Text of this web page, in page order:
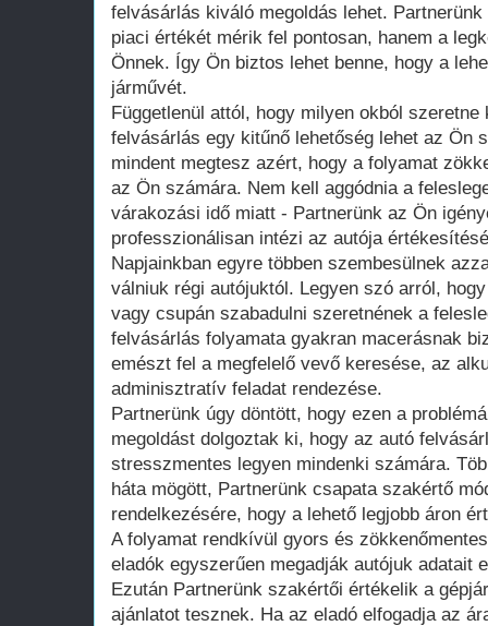
felvásárlás kiváló megoldás lehet.
piaci értékét mérik fel pontosan, hanem a
Önnek. Így Ön biztos lehet benne, hogy a
járművét.
Függetlenül attól, hogy milyen okból
felvásárlás egy kitűnő lehetőség lehet az Ön
mindent megtesz azért, hogy a folyamat
az Ön számára. Nem kell aggódnia a
várakozási idő miatt - Partnerünk az Ön
professzionálisan intézi az autója
Napjainkban egyre többen szembesülnek
válniuk régi autójuktól. Legyen szó arról,
vagy csupán szabadulni szeretnének a
felvásárlás folyamata gyakran macerásnak
emészt fel a megfelelő vevő keresése, az
adminisztratív feladat rendezése.
Partnerünk úgy döntött, hogy ezen a
megoldást dolgoztak ki, hogy az autó
stresszmentes legyen mindenki számára.
háta mögött, Partnerünk csapata szakértő
rendelkezésére, hogy a lehető legjobb áron
A folyamat rendkívül gyors és
eladók egyszerűen megadják autójuk adatait
Ezután Partnerünk szakértői értékelik a
ajánlatot tesznek. Ha az eladó elfogadja az